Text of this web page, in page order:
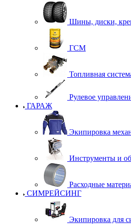
Шины, диски,
ГСМ
Топливная
Рулевое
ГАРАЖ
Экипировка
Инструменты и
Расходные
СИМРЕЙСИНГ
Экипировка для